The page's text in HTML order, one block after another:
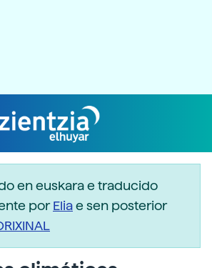
en euskara e traducido
porEliae sen posterior